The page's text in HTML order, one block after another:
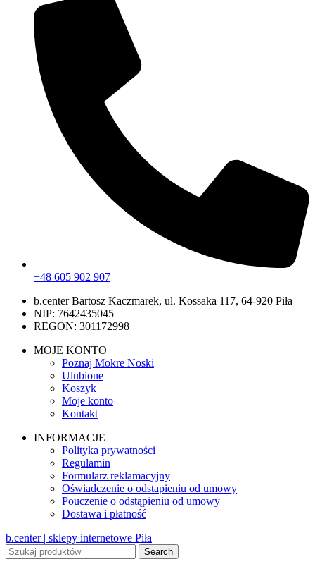
+48 605 902 907
b.center Bartosz Kaczmarek, ul. Kossaka 117, 64-920 Piła
NIP: 7642435045
REGON: 301172998
MOJE KONTO
Poznaj Mokre Noski
Ulubione
Koszyk
Moje konto
Kontakt
INFORMACJE
Polityka prywatności
Regulamin
Formularz reklamacyjny
Oświadczenie o odstapieniu od umowy
Pouczenie o odstąpieniu od umowy
Dostawa i płatność
b.center | sklepy internetowe Piła
Search